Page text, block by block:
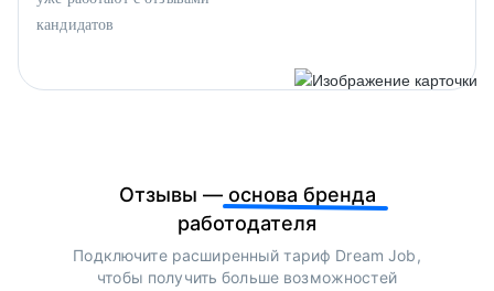
кандидатов
Отзывы — основа бренда
работодателя
Подключите расширенный тариф Dream Job,
чтобы получить больше возможностей